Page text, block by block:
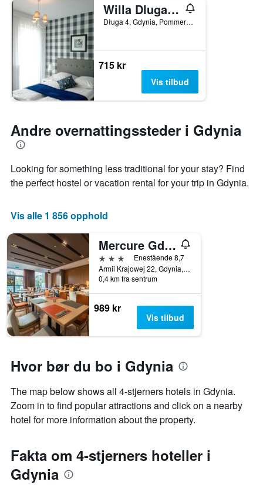
Willa Dluga No 4 Bed & Breakfast
Długa 4, Gdynia, Pommerske voivodskap, Polen
715 kr
Vis tilbud
Andre overnattingssteder i Gdynia
Looking for something less traditional for your stay? Find
the perfect hostel or vacation rental for your trip in Gdynia.
Vis alle 1 856 opphold
Mercure Gdynia Centrum
3 stjernerEnestående 8,7
Armii Krajowej 22, Gdynia, Pommerske voivodskap, Polen
0,4 km fra sentrum
989 kr
Vis tilbud
Hvor bør du bo i Gdynia
The map below shows all 4-stjerners hotels in Gdynia.
Zoom in to find popular attractions and click on a nearby
hotel for more information about the property.
Fakta om 4-stjerners hoteller i
Gdynia